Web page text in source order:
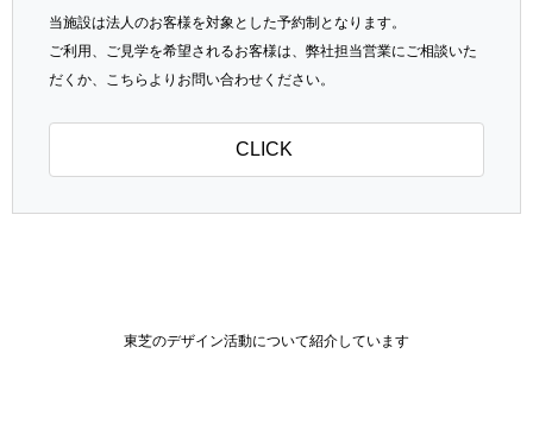
当施設は法人のお客様を対象とした予約制となります。
ご利用、ご見学を希望されるお客様は、弊社担当営業にご相談いた
だくか、こちらよりお問い合わせください。
CLICK
東芝のデザイン活動について紹介しています